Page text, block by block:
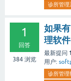
诊所管理
1
回答
384 浏览
如果
理软
最新提问
用户:
诊所管理